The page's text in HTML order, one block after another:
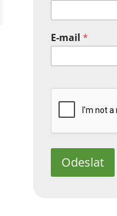
E-mail*
Odeslat